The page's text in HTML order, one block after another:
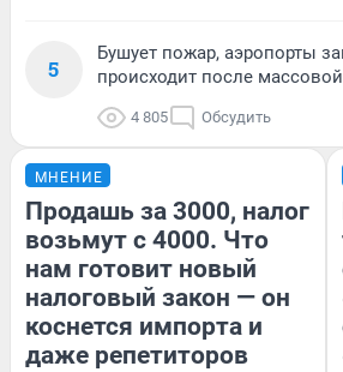
5
Бушует пожар, аэропорты
происходит после
4 805 Обсудить
МНЕНИЕ
Продашь за 3000, налог
возьмут с 4000. Что
нам готовит новый
налоговый закон — он
коснется импорта и
даже репетиторов